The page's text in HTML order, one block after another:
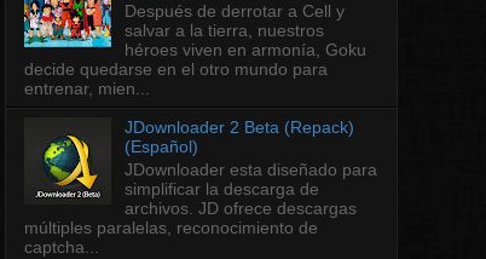
Después de derrotar a Cell y
salvar a la tierra, nuestros
héroes viven en armonía, Goku
decide quedarse en el otro mundo para
entrenar, mien...
JDownloader 2 Beta (Repack)
(Español)
JDownloader esta diseñado para
simplificar la descarga de
archivos. JD ofrece descargas
múltiples paralelas, reconocimiento de
captcha...